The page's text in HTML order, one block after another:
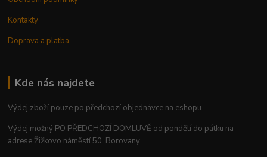
Kontakty
Doprava a platba
Kde nás najdete
Výdej zboží pouze po předchozí objednávce na eshopu.
Výdej možný PO PŘEDCHOZÍ DOMLUVĚ od pondělí do pátku na
adrese Žižkovo náměstí 50, Borovany.